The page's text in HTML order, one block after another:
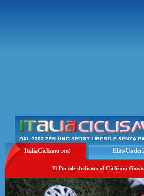
ItaliaCiclismo .net Elite-
Il Portale dedicato al Ciclismo